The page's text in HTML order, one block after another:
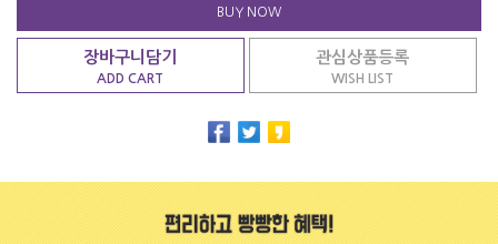
BUY NOW
장바구니담기
ADD CART
관심상품등록
WISH LIST